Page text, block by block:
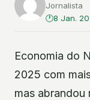
Jornalista
8 Jan.
Economia do
2025 com
mas abrandou